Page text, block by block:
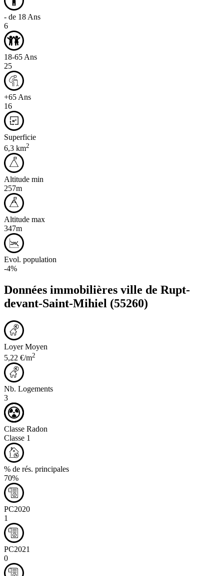
- de 18 Ans
6
18-65 Ans
25
+65 Ans
16
Superficie
6,3 km2
Altitude min
257m
Altitude max
347m
Evol. population
-4%
Données immobilières ville de Rupt-
devant-Saint-Mihiel (55260)
Loyer Moyen
5,22 €/m2
Nb. Logements
3
Classe Radon
Classe 1
% de rés. principales
70%
PC2020
1
PC2021
0